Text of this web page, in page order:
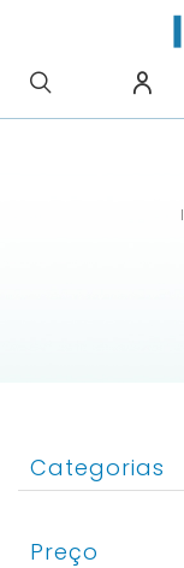
Categorias
Preço
O